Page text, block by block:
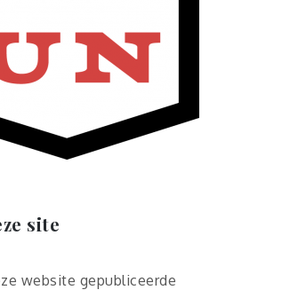
site
website gepubliceerde